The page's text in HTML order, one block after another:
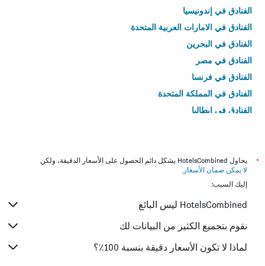
الفنادق في إندونيسيا
الفنادق في الامارات العربية المتحدة
الفنادق في البحرين
الفنادق في مصر
الفنادق في فرنسا
الفنادق في المملكة المتحدة
الفنادق في إيطاليا
*
يحاول HotelsCombined بشكل دائم الحصول على الأسعار الدقيقة، ولكن
لا يمكن ضمان الأسعار .
إليك السبب:
HotelsCombined ليس البائع
نقوم بتجميع الكثير من البيانات لك
لماذا لا تكون الأسعار دقيقة بنسبة 100٪؟